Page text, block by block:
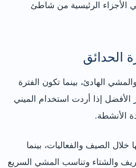
الأجزاء الرئيسية من شاطئ
الحدائق
الهادئ، بينما تكون الفترة
الأفضل إذا أردت استخدام الميني
الأنشطة.
خلال الصيف والفعاليات، بينما
والشتاء وتناسب المشي السريع